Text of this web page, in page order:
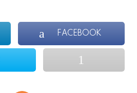
FACEBOOK